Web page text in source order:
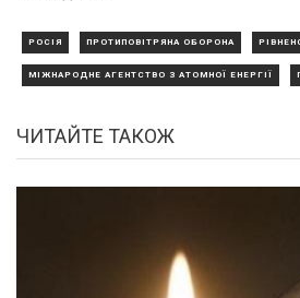
РОСІЯ ПРОТИПОВІТРЯНА ОБОРОНА
МІЖНАРОДНЕ АГЕНТСТВО З АТОМНОЇ ЕНЕРГІЇ
ЧИТАЙТЕ ТАКОЖ